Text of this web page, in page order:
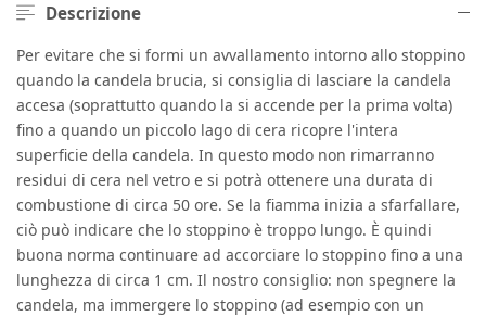
Descrizione
Per evitare che si formi un avvallamento intorno allo stoppino
quando la candela brucia, si consiglia di lasciare la candela
accesa (soprattutto quando la si accende per la prima volta)
fino a quando un piccolo lago di cera ricopre l'intera
superficie della candela. In questo modo non rimarranno
residui di cera nel vetro e si potrà ottenere una durata di
combustione di circa 50 ore. Se la fiamma inizia a sfarfallare,
ciò può indicare che lo stoppino è troppo lungo. È quindi
buona norma continuare ad accorciare lo stoppino fino a una
lunghezza di circa 1 cm. Il nostro consiglio: non spegnere la
candela, ma immergere lo stoppino (ad esempio con un